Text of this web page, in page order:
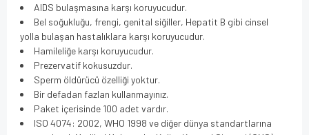
AIDS bulaşmasına karşı koruyucudur.
Bel soğukluğu, frengi, genital siğiller, Hepatit B gibi cinsel
yolla bulaşan hastalıklara karşı koruyucudur.
Hamileliğe karşı koruyucudur.
Prezervatif kokusuzdur.
Sperm öldürücü özelliği yoktur.
Bir defadan fazlan kullanmayınız.
Paket içerisinde 100 adet vardır.
ISO 4074: 2002, WHO 1998 ve diğer dünya standartlarına